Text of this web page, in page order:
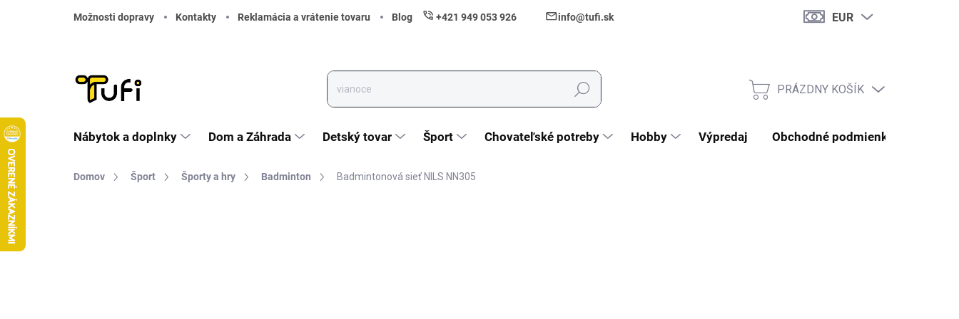
Možnosti dopravy
Kontakty Reklamácia a vrátenie tovaru Blog +421 949 053 926 info@tufi.sk EUR
Hľadať NÁKUPNÝ KOŠÍK
PRÁZDNY KOŠÍK
Nábytok a doplnky Dom a Záhrada Detský tovar Šport Chovateľské potreby Hobby Výpredaj Obchodné podmienky
Domov Šport Športy a hry Badminton Badmintonová sieť NILS NN305